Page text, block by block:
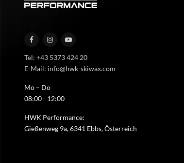
Tel: +43 5373 424 20
E-Mail: info@hwk-skiwax.com
Mo – Do
08:00 - 12:00
HWK Performance:
Gießenweg 9a, 6341 Ebbs, Österreich